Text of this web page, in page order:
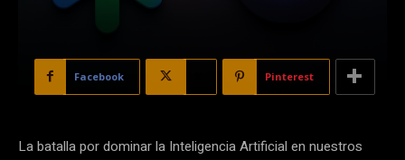
Facebook Pinterest
La batalla por dominar la Inteligencia Artificial en nuestros